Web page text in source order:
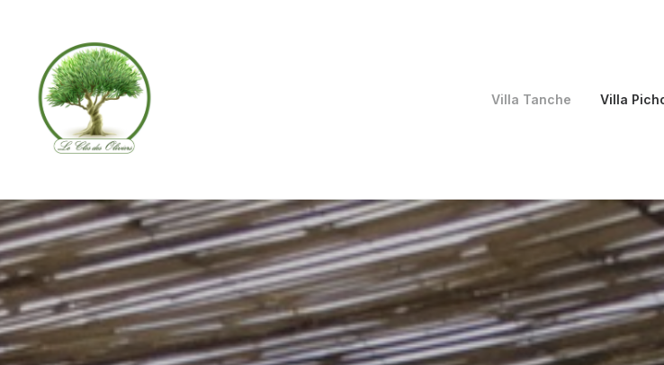
Villa Tanche Villa